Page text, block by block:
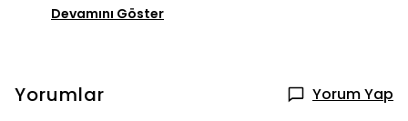
Devamını Göster
Yorumlar Yorum Yap